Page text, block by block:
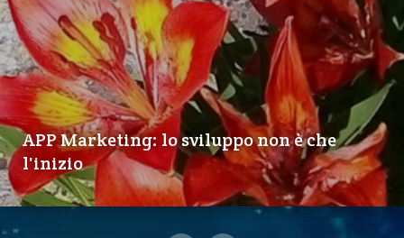
APP Marketing: lo sviluppo non è che
l'inizio